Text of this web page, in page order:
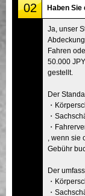
02 Haben Sie
Ja, unser
Fahren
50.000
gestellt.
Der
・
・
・
, wenn
Gebühr
Der
・
・